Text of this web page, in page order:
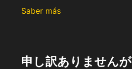
Saber más
申し訳ありません